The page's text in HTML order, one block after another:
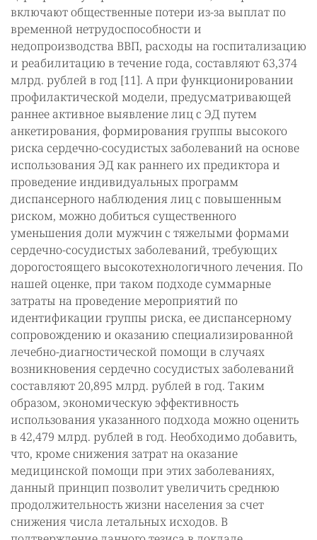
включают общественные потери из-за выплат по
временной нетрудоспособности и
недопроизводства ВВП, расходы на госпитализацию
и реабилитацию в течение года, составляют 63,374
млрд. рублей в год [11]. А при функционировании
профилактической модели, предусматривающей
раннее активное выявление лиц с ЭД путем
анкетирования, формирования группы высокого
риска сердечно-сосудистых заболеваний на основе
использования ЭД как раннего их предиктора и
проведение индивидуальных программ
диспансерного наблюдения лиц с повышенным
риском, можно добиться существенного
уменьшения доли мужчин с тяжелыми формами
сердечно-сосудистых заболеваний, требующих
дорогостоящего высокотехнологичного лечения. По
нашей оценке, при таком подходе суммарные
затраты на проведение мероприятий по
идентификации группы риска, ее диспансерному
сопровождению и оказанию специализированной
лечебно-диагностической помощи в случаях
возникновения сердечно сосудистых заболеваний
составляют 20,895 млрд. рублей в год. Таким
образом, экономическую эффективность
использования указанного подхода можно оценить
в 42,479 млрд. рублей в год. Необходимо добавить,
что, кроме снижения затрат на оказание
медицинской помощи при этих заболеваниях,
данный принцип позволит увеличить среднюю
продолжительность жизни населения за счет
снижения числа летальных исходов. В